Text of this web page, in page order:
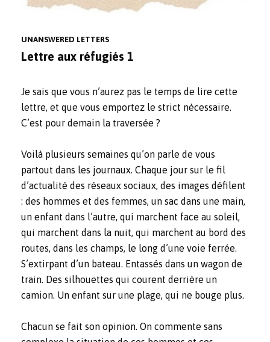
UNANSWERED LETTERS
Lettre aux réfugiés 1
Je sais que vous n’aurez pas le temps de lire cette
lettre, et que vous emportez le strict nécessaire.
C’est pour demain la traversée ?
Voilà plusieurs semaines qu’on parle de vous
partout dans les journaux. Chaque jour sur le fil
d’actualité des réseaux sociaux, des images défilent
: des hommes et des femmes, un sac dans une main,
un enfant dans l’autre, qui marchent face au soleil,
qui marchent dans la nuit, qui marchent au bord des
routes, dans les champs, le long d’une voie ferrée.
S’extirpant d’un bateau. Entassés dans un wagon de
train. Des silhouettes qui courent derrière un
camion. Un enfant sur une plage, qui ne bouge plus.
Chacun se fait son opinion. On commente sans